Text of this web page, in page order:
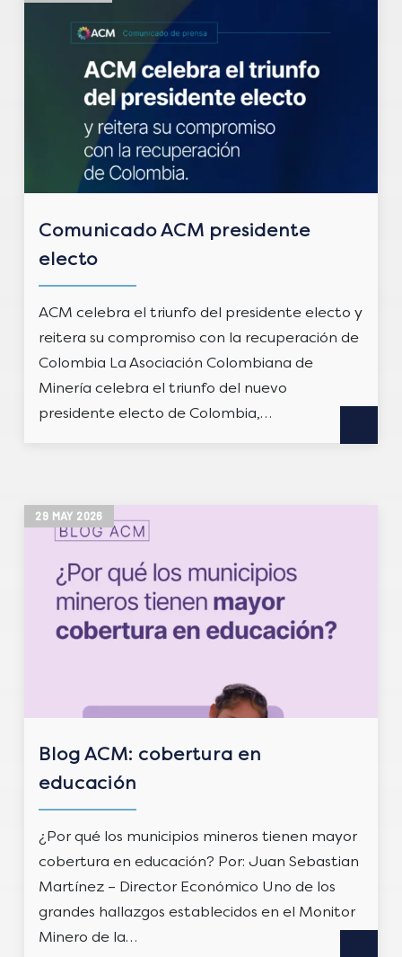
Comunicado ACM presidente
electo
ACM celebra el triunfo del presidente electo y
reitera su compromiso con la recuperación de
Colombia La Asociación Colombiana de
Minería celebra el triunfo del nuevo
presidente electo de Colombia,…
Blog ACM: cobertura en
educación
¿Por qué los municipios mineros tienen mayor
cobertura en educación? Por: Juan Sebastian
Martínez – Director Económico Uno de los
grandes hallazgos establecidos en el Monitor
Minero de la…
29 MAY 2026